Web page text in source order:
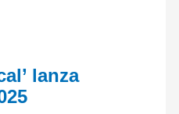
lanza